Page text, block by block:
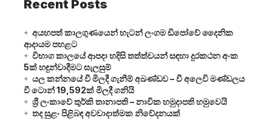
Recent Posts
අයහපත් කාලගුණයෙන් හැටන් ලංගම ඩිපෝවේ දෛනික
ආදායම පහළට
විභාග කාලයේ ආපදා හදිසි තත්ත්වයන් සඳහා දුරකථන අංක
5ක් හඳුන්වාදීමට සැලසුම්
යල කන්නයේ වී මිලදී ගැනීම් අඛණ්ඩව – වී අලෙවි මණ්ඩලය
වී ටොන් 19,592ක් මිලදී ගනියි
ශ්‍රී ලංකාවේ තුර්කි තානාපති – නාවික හමුදාපති හමුවෙයි
තද සුළං පිළිබඳ අවවාදාත්මක නිවේදනයක්